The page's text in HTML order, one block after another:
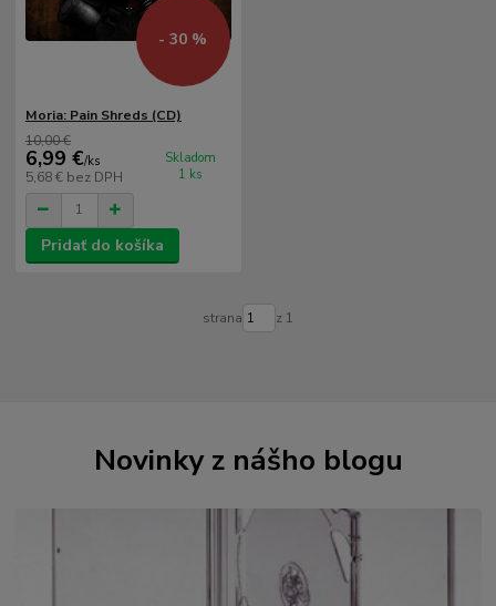
- 30 %
Moria: Pain Shreds (CD)
10,00 €
6,99 €/ks
5,68 € bez DPH
Skladom
1 ks
Pridať do košíka
strana z 1
Novinky z nášho blogu